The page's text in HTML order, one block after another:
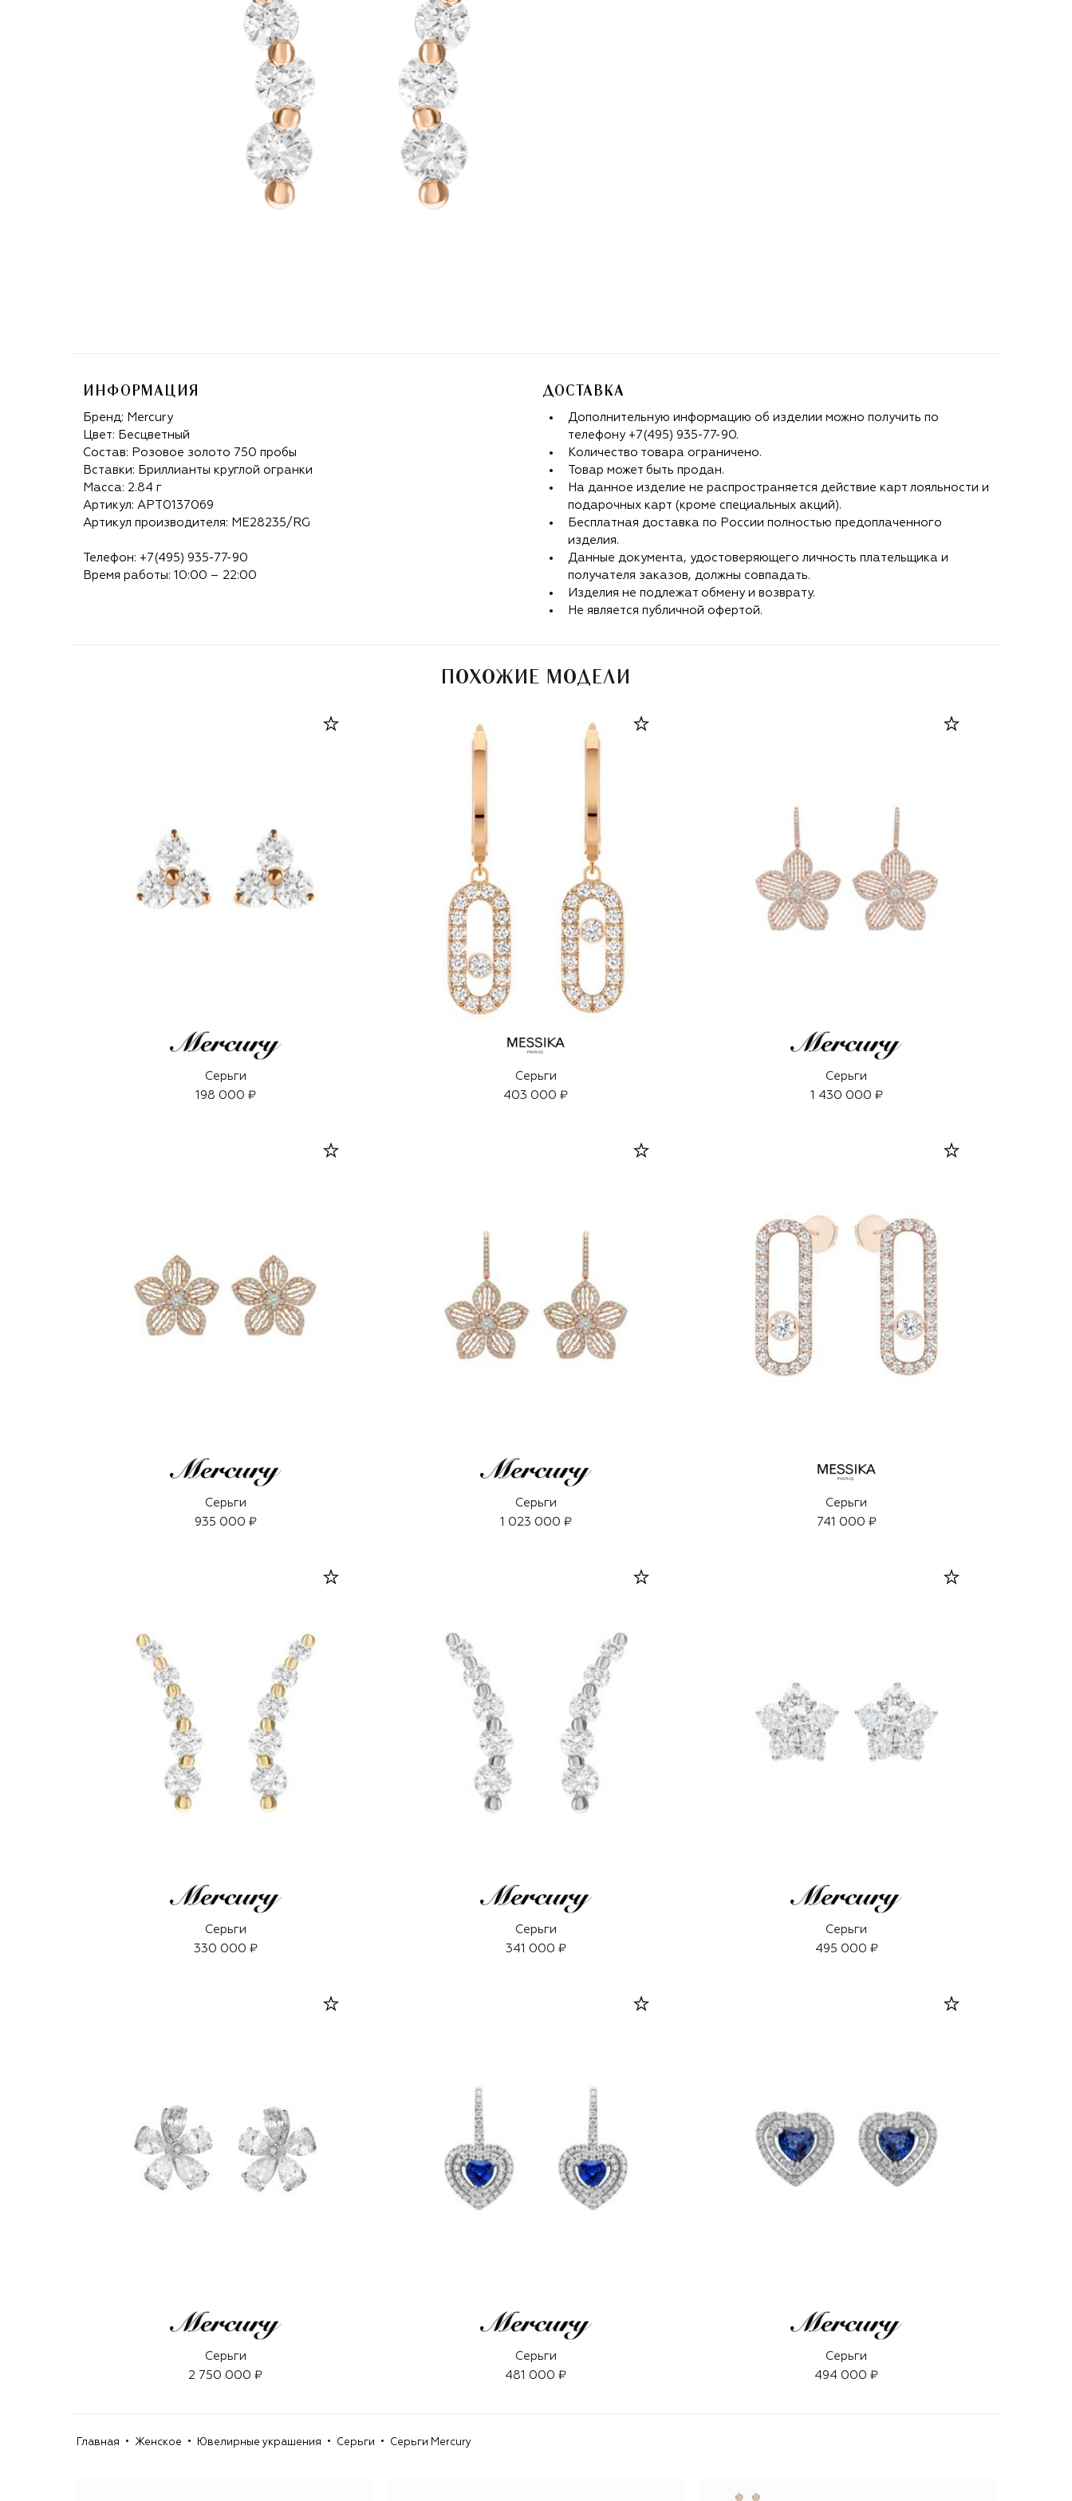
ИНФОРМАЦИЯ
Бренд: Mercury
Цвет: Бесцветный
Состав: Розовое золото 750 пробы
Вставки: Бриллианты круглой огранки
Масса: 2.84 г
Артикул: APT0137069
Артикул производителя: ME28235/RG
Телефон: +7(495) 935-77-90
Время работы: 10:00 – 22:00
ДОСТАВКА
Дополнительную информацию об изделии можно получить по
телефону +7(495) 935-77-90.
Количество товара ограничено.
Товар может быть продан.
На данное изделие не распространяется действие карт лояльности и
подарочных карт (кроме специальных акций).
Бесплатная доставка по России полностью предоплаченного
изделия.
Данные документа, удостоверяющего личность плательщика и
получателя заказов, должны совпадать.
Изделия не подлежат обмену и возврату.
Не является публичной офертой.
ПОХОЖИЕ МОДЕЛИ
Серьги
198 000 ₽
Серьги
403 000 ₽
Серьги
1 430 000 ₽
Серьги
935 000 ₽
Серьги
1 023 000 ₽
Серьги
741 000 ₽
Серьги
330 000 ₽
Серьги
341 000 ₽
Серьги
495 000 ₽
Серьги
2 750 000 ₽
Серьги
481 000 ₽
Серьги
494 000 ₽
Главная Женское Ювелирные украшения Серьги Серьги Mercury